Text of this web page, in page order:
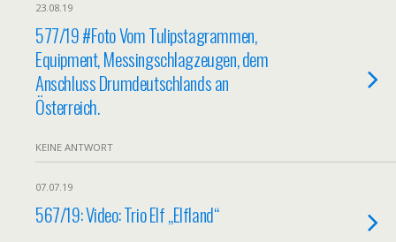
23.08.19
577/19 #Foto Vom Tulipstagrammen,
Equipment, Messingschlagzeugen, dem
Anschluss Drumdeutschlands an
Österreich.
KEINE ANTWORT
07.07.19
567/19: Video: Trio Elf „Elfland“